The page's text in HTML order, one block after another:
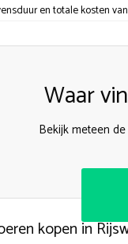
en totale kosten
Waar
Bekijk meteen
kopen in